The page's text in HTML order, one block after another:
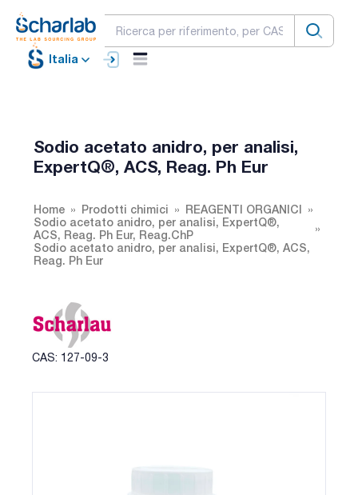
Italia
Sodio acetato anidro, per analisi,
ExpertQ®, ACS, Reag. Ph Eur
Home Prodotti chimici
REAGENTI ORGANICI
Sodio acetato anidro, per analisi, ExpertQ®,
ACS, Reag. Ph Eur, Reag.ChP
Sodio acetato anidro, per analisi, ExpertQ®, ACS,
Reag. Ph Eur
CAS: 127-09-3